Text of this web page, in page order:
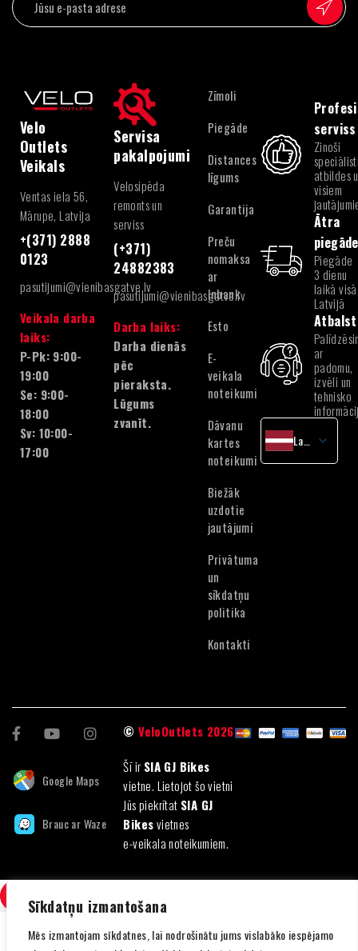
Sīkdatņu izmantošana
Mēs izmantojam sīkdatnes, lai nodrošinātu jums vislabāko iespējamo
Velo
Outlets
Veikals
Ventas iela 56,
Mārupe, Latvija
+(371) 2888
0123
pasutijumi@vienibasgatve.lv
Veikala darba
laiks:
P-Pk: 9:00-
19:00
Se: 9:00-
18:00
Sv: 10:00-
17:00
Servisa
pakalpojumi
Velosipēda
remonts un
serviss
(+371)
24882383
pasutijumi@vienibasgatve.lv
Darba laiks:
Darba dienās
pēc
pieraksta.
Lūgums
zvanīt.
Zīmoli
Piegāde
Distances
līgums
Garantija
Preču
nomaksa
ar
Inbank
Esto
E-
veikala
noteikumi
Dāvanu
kartes
noteikumi
Biežāk
uzdotie
jautājumi
Privātuma
un
sīkdatņu
politika
Kontakti
serviss
Zinoši
atbildes
visiem
Ātra
piegāde
Piegāde
3 dienu
laikā visā
Latvijā
ar
padomu,
izvēli un
tehnisko
English
Google Maps
Brauc ar Waze
©VeloOutlets 2026
Šī irSIA GJ Bikes
vietne. Lietojot šo vietni
Jūs piekrītat SIA GJ
Bikesvietnes
e-veikala noteikumiem.